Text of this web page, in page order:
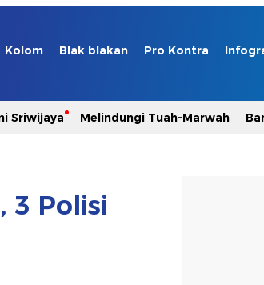
Kolom Blak blakan Pro Kontra
Sriwijaya Melindungi Tuah-Marwah
3 Polisi